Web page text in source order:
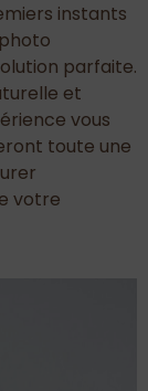
instants
parfaite.
et
vous
toute une
votre